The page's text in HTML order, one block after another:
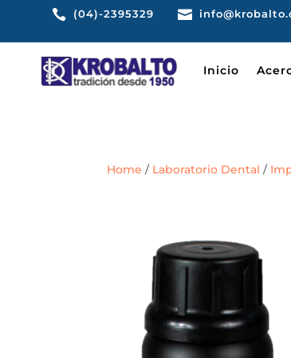
 (04)-2395329 
Inicio
Home / Laboratorio Dental /